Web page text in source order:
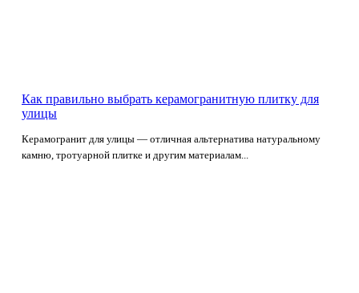
Как правильно выбрать керамогранитную плитку для
улицы
Керамогранит для улицы — отличная альтернатива натуральному
камню, тротуарной плитке и другим материалам...